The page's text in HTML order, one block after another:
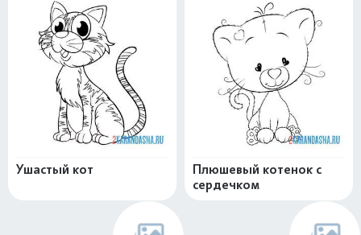
Ушастый кот
Плюшевый котенок с
сердечком